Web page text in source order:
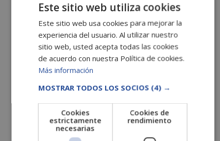
septiembre 2022
julio 2022
junio 2022
mayo 2022
abril 2022
marzo 2022
febrero 2022
enero 2022
diciembre 2021
Este sitio web utiliza cookies
Este sitio web usa cookies para mejorar la
experiencia del usuario. Al utilizar nuestro
sitio web, usted acepta todas las cookies
de acuerdo con nuestra Política de cookies.
Más información
MOSTRAR TODOS LOS SOCIOS (4) →
Cookies
estrictamente
necesarias
Cookies de
rendimiento